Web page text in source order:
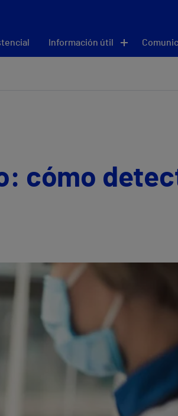
Información útil
cómo